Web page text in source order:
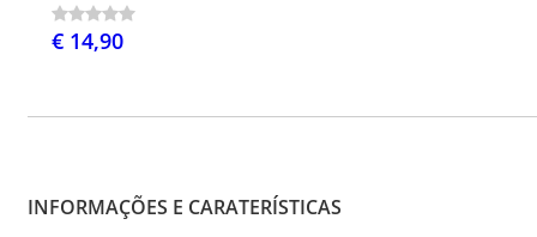
€ 14,90
INFORMAÇÕES E CARATERÍSTICAS